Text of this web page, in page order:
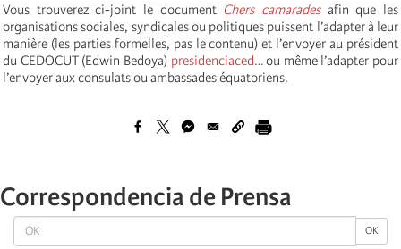
OK OK
Vous trouverez ci-joint le document Chers camarades afin que les
organisations sociales, syndicales ou politiques puissent l’adapter à leur
manière (les parties formelles, pas le contenu) et l’envoyer au président
du CEDOCUT (Edwin Bedoya) presidenciaced…ou même l’adapter pour
l’envoyer aux consulats ou ambassades équatoriens.
Correspondencia de Prensa